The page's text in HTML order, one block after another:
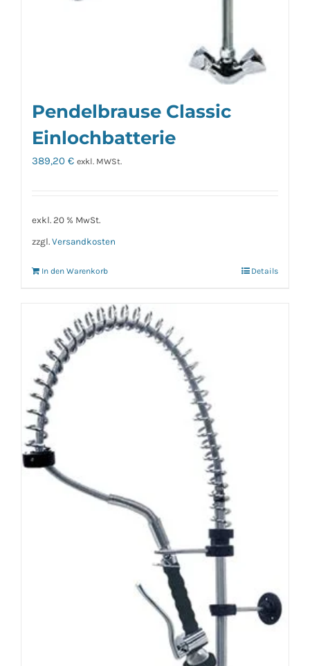
Pendelbrause Classic
Einlochbatterie
389,20 € exkl. MWSt.
exkl. 20 % MwSt.
zzgl. Versandkosten
In den Warenkorb Details